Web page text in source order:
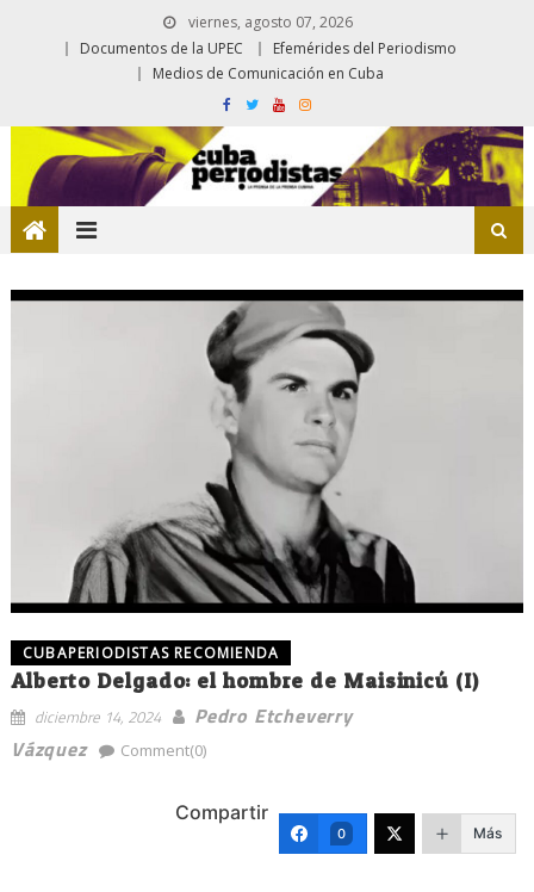
viernes, agosto 07, 2026
Documentos de la UPEC
Efemérides del Periodismo
Medios de Comunicación en Cuba
CUBAPERIODISTAS RECOMIENDA
Alberto Delgado: el hombre de Maisinicú (I)
diciembre 14, 2024
Pedro Etcheverry
Vázquez
Comment(0)
Compartir
0 Más